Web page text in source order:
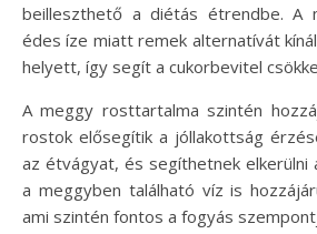
beilleszthető a diétás étrendbe. A
édes íze miatt remek alternatívát
helyett, így segít a cukorbevitel
A meggy rosttartalma szintén
rostok elősegítik a jóllakottság
az étvágyat, és segíthetnek elkerülni
a meggyben található víz is
ami szintén fontos a fogyás